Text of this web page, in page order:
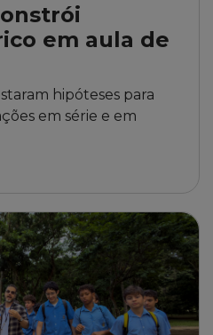
em aula de
hipóteses para
em série e em